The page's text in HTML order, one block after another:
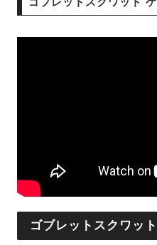
ゴブレットスクワッ